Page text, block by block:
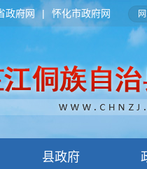
政府网 | 怀化市政府网
县政府